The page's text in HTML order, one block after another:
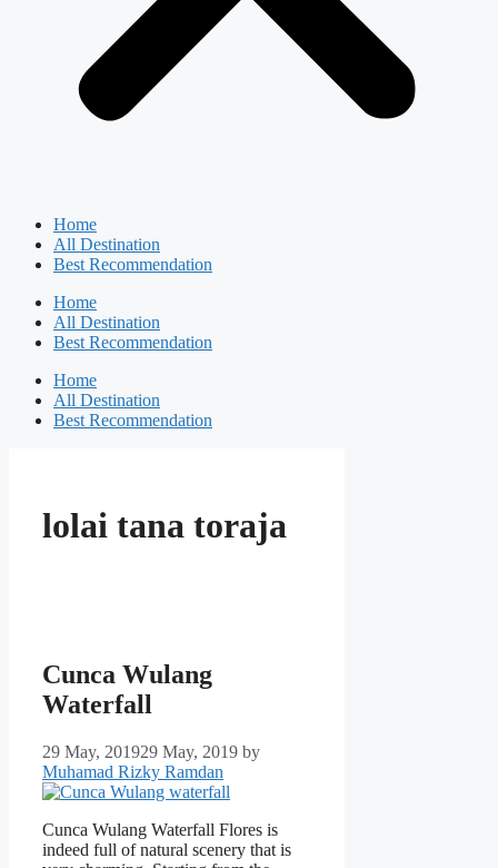
Home
All Destination
Best Recommendation
Home
All Destination
Best Recommendation
Home
All Destination
Best Recommendation
lolai tana toraja
Cunca Wulang
Waterfall
29 May, 201929 May, 2019 by
Muhamad Rizky Ramdan
Cunca Wulang Waterfall Flores is
indeed full of natural scenery that is